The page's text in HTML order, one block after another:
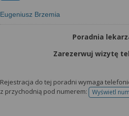
Eugeniusz Brzemia
Poradnia
Zarezerwuj wizytę
Rejestracja do tej poradni wymaga
z przychodnią pod numerem:
Wyświetl